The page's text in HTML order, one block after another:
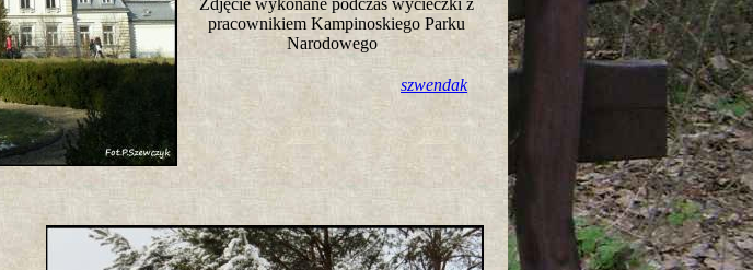
Zdjęcie wykonane podczas wycieczki z
pracownikiem Kampinoskiego Parku
Narodowego
szwendak